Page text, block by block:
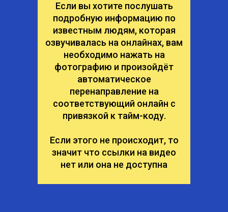
Если вы хотите послушать
подробную информацию по
известным людям, которая
озвучивалась на онлайнах, вам
необходимо нажать на
фотографию и произойдёт
автоматическое
перенаправление на
соответствующий онлайн с
привязкой к тайм-коду.
Если этого не происходит, то
значит что ссылки на видео
нет или она не доступна